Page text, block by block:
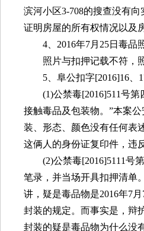
滨河小区3-708的搜查没有向
证明房屋的所有权情况以及
4
2016年7月 25日毒品
照片与扣押记载不符，
5 、阜公扣字[2016]16
(1)公禁毒[2016]511号第
接触毒品及包装物。”本案
装、形态、颜色没有任何表
这俩人的身份证复印件，违
(2)公禁毒[2016]5111号
笔录，并当场开具扣押清单
讲，疑是毒品物是2016年7月
封装的规定。而事实是，辩
封装的疑是毒品物为什么没